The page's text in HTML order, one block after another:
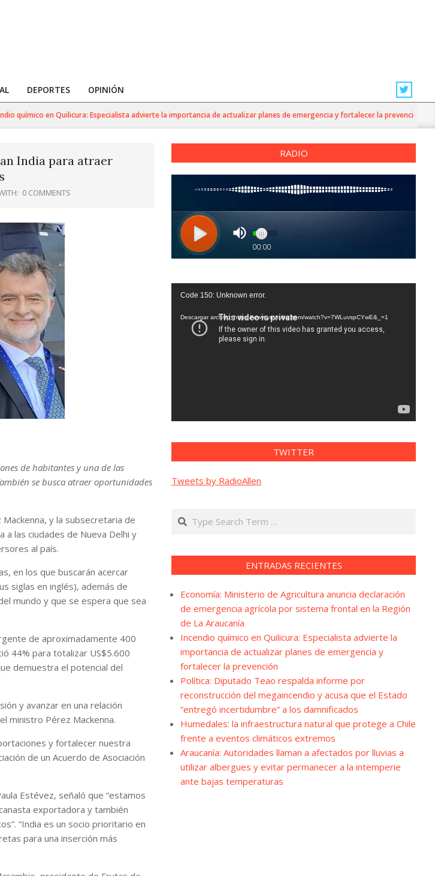
DEPORTES OPINIÓN
en Quilicura: Especialista advierte la importancia de actualizar planes de emergencia y fortalecer la prevención
India para atraer
0 COMMENTS
de habitantes y una de las
se busca atraer oportunidades
y la subsecretaria de
a las ciudades de Nueva Delhi y
al país.
en los que buscarán acercar
siglas en inglés), además de
mundo y que se espera que sea
de aproximadamente 400
44% para totalizar US$5.600
demuestra el potencial del
y avanzar en una relación
ministro Pérez Mackenna.
y fortalecer nuestra
de un Acuerdo de Asociación
Estévez, señaló que “estamos
exportadora y también
“India es un socio prioritario en
para una inserción más
RADIO
Reproductor
vídeo
Code 150: Unknown error.
Descargar archivo: https://www.youtube.com/watch?v=7WLuvspCYwE&_=1
TWITTER
Tweets by RadioAllen
Search
ENTRADAS RECIENTES
Economía: Ministerio de Agricultura anuncia declaración
de emergencia agrícola por sistema frontal en la Región
de La Araucanía
Incendio químico en Quilicura: Especialista advierte la
importancia de actualizar planes de emergencia y
fortalecer la prevención
Política: Diputado Teao respalda informe por
reconstrucción del megaincendio y acusa que el Estado
“entregó incertidumbre” a los damnificados
Humedales: la infraestructura natural que protege a Chile
frente a eventos climáticos extremos
Araucanía: Autoridades llaman a afectados por lluvias a
utilizar albergues y evitar permanecer a la intemperie
ante bajas temperaturas